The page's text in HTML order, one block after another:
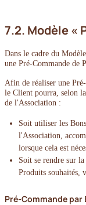
7.2. Modèle «
Dans le cadre du
une Pré-Commande de
Afin de réaliser une
le Client pourra, selon
de l'Association :
Soit utiliser les
l'Association,
lorsque cela est
Soit se rendre sur
Produits souhaités,
Pré-Commande par